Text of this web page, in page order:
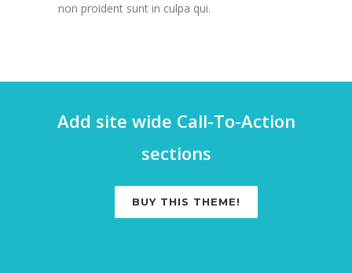
non proident sunt in culpa qui.
Add site wide Call-To-Action
sections
BUY THIS THEME!